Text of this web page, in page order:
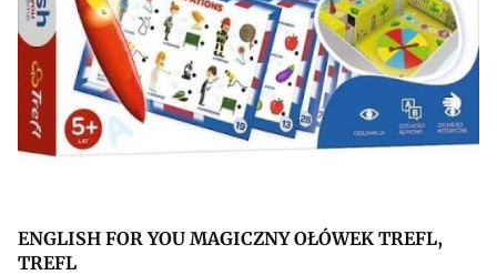
ENGLISH FOR YOU MAGICZNY OŁÓWEK TREFL,
TREFL